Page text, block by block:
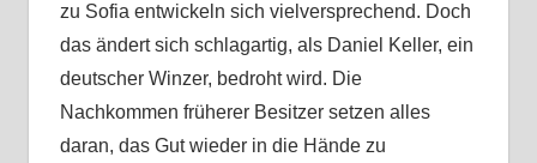
zu Sofia entwickeln sich vielversprechend. Doch
das ändert sich schlagartig, als Daniel Keller, ein
deutscher Winzer, bedroht wird. Die
Nachkommen früherer Besitzer setzen alles
daran, das Gut wieder in die Hände zu